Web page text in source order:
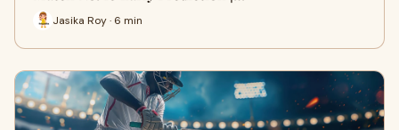
Jasika Roy · 6 min